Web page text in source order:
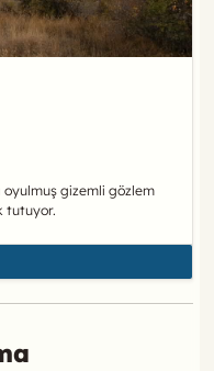
gizemli gözlem
tutuyor.